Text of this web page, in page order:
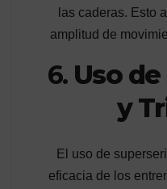
las caderas. Esto
amplitud de
6. Uso
y
El uso de
eficacia de los